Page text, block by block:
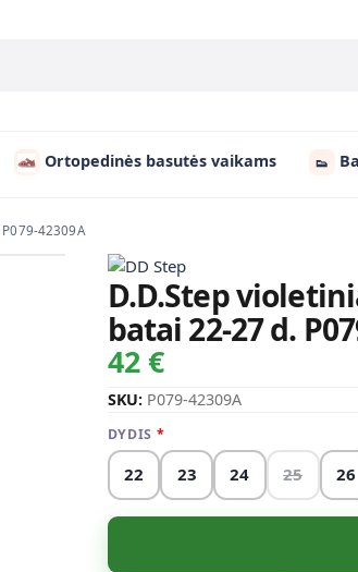
Ortopedinės basutės vaikams 👟
42309A
D.D.Step
batai 22-27 d.
42 €
SKU: P079-42309A
DYDIS
22 23 24 25 26